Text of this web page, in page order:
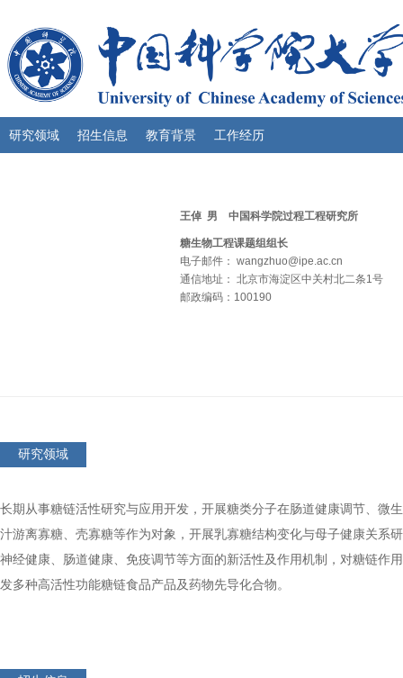
研究领域 招生信息 教育背景 工作经历
王倬 男 中国科学院过程工程研究所
糖生物工程课题组组长
电子邮件： wangzhuo@ipe.ac.cn
通信地址： 北京市海淀区中关村北二条1号
邮政编码：100190
研究领域
长期从事糖链活性研究与应用开发，开展糖类分子在肠道健康调节、微
汁游离寡糖、壳寡糖等作为对象，开展乳寡糖结构变化与母子健康关系
神经健康、肠道健康、免疫调节等方面的新活性及作用机制，对糖链作
发多种高活性功能糖链食品产品及药物先导化合物。